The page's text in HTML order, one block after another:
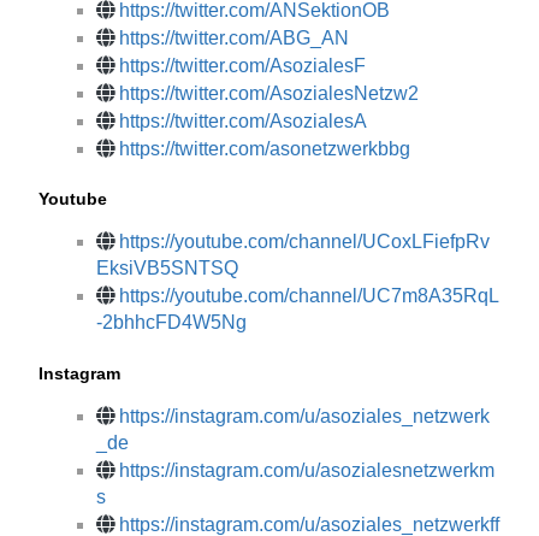
https://twitter.com/ANSektionOB
https://twitter.com/ABG_AN
https://twitter.com/AsozialesF
https://twitter.com/AsozialesNetzw2
https://twitter.com/AsozialesA
https://twitter.com/asonetzwerkbbg
Youtube
https://youtube.com/channel/UCoxLFiefpRv
EksiVB5SNTSQ
https://youtube.com/channel/UC7m8A35RqL
-2bhhcFD4W5Ng
Instagram
https://instagram.com/u/asoziales_netzwerk
_de
https://instagram.com/u/asozialesnetzwerkm
s
https://instagram.com/u/asoziales_netzwerkff